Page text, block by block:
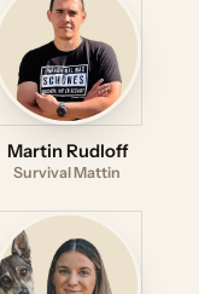
Martin Rudloff
Survival Mattin